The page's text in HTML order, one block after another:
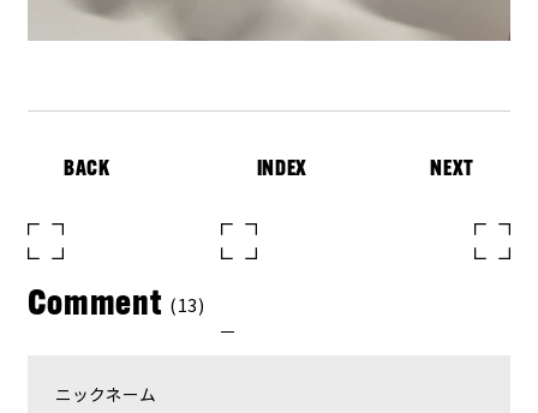
BACK INDEX NEXT
Comment (13)
ニックネーム